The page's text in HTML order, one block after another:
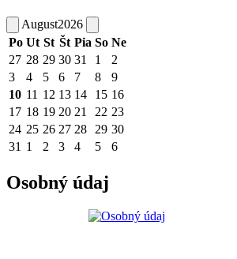
August2026
Po Ut St Št Pia So Ne
27 28 29 30 31 1
2
3
4 5 6 7 8
9
10 11 12 13 14 15 16
17 18 19 20 21 22 23
24 25 26 27 28 29 30
31 1 2 3 4 5 6
Osobný údaj